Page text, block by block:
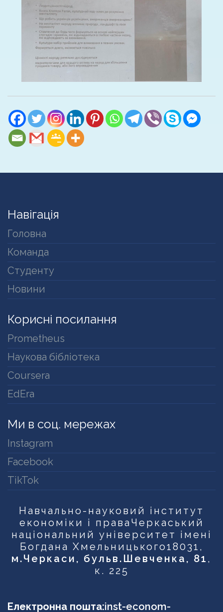
Навігація
Головна
Команда
Студенту
Новини
Корисні посилання
Prometheus
Наукова бібліотека
Coursera
EdEra
Ми в соц. мережах
Instagram
Facebook
TikTok
Навчально-науковий інститут
економіки і права Черкаський
національний університет імені
Богдана Хмельницького18031,
м.Черкаси, бульв.Шевченка, 81 ,
к. 225
Електронна пошта:inst-econom-